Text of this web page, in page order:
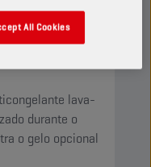
lava-
durante o
o gelo opcional
All Cookies